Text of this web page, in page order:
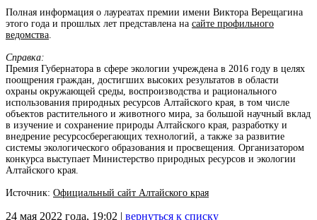
Полная информация о лауреатах премии имени Виктора Верещагина
этого года и прошлых лет представлена на сайте профильного
ведомства
Справка:
Премия Губернатора в сфере экологии учреждена в 2016 году в целях
поощрения граждан, достигших высоких результатов в области
охраны окружающей среды, воспроизводства и рационального
использования природных ресурсов Алтайского края, в том числе
объектов растительного и животного мира, за большой научный вклад
в изучение и сохранение природы Алтайского края, разработку и
внедрение ресурсосберегающих технологий, а также за развитие
системы экологического образования и просвещения. Организатором
конкурса выступает Министерство природных ресурсов и экологии
Алтайского края.
Источник: Официальный сайт Алтайского края
24 мая 2022 года, 19:02 | вернуться к списку